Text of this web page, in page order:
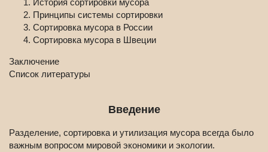
История сортировки мусора
Принципы системы сортировки
Сортировка мусора в России
Сортировка мусора в Швеции
Заключение
Список литературы
Введение
Разделение, сортировка и утилизация мусора всегда было
важным вопросом мировой экономики и экологии.